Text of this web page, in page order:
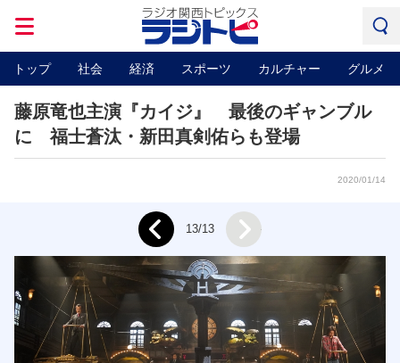
トップ 社会 経済 スポーツ カルチャー グルメ
藤原竜也主演『カイジ』 最後のギャンブル
に 福士蒼汰・新田真剣佑らも登場
2020/01/14
Prev 13/13 Next